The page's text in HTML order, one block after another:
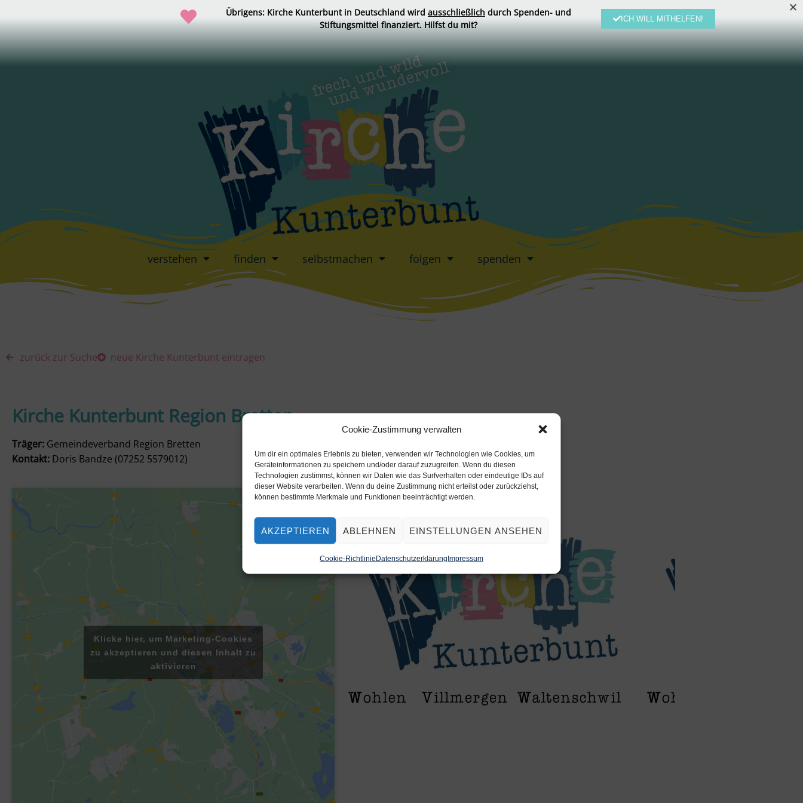
Cookie-Zustimmung verwalten
Um dir ein optimales Erlebnis zu bieten, verwenden wir Technologien wie Cookies, um
Geräteinformationen zu speichern und/oder darauf zuzugreifen. Wenn du diesen
Technologien zustimmst, können wir Daten wie das Surfverhalten oder eindeutige IDs auf
dieser Website verarbeiten. Wenn du deine Zustimmung nicht erteilst oder zurückziehst,
können bestimmte Merkmale und Funktionen beeinträchtigt werden.
AKZEPTIEREN ABLEHNEN EINSTELLUNGEN ANSEHEN
Cookie-RichtlinieDatenschutzerklärungImpressum
verstehen finden selbstmachen folgen spenden
zurück zur Suche neue Kirche Kunterbunt eintragen
Kirche Kunterbunt Region Bretten
Träger: Gemeindeverband Region Bretten
Kontakt: Doris Bandze (07252 5579012)
Klicke hier, um Marketing-Cookies
zu akzeptieren und diesen Inhalt zu
aktivieren
Übrigens: Kirche Kunterbunt in Deutschland wird ausschließlich durch Spenden- und
Stiftungsmittel finanziert. Hilfst du mit?
ICH WILL MITHELFEN!